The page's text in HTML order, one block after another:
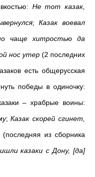
Не тот казак,
;Казак воевал
чаще хитростью да
нос утер(2 последних
есть общерусская
победы в одиночку:
– храбрые воины:
;Казак скорей сгинет,
(последняя из сборника
казаки с Дону, [да]